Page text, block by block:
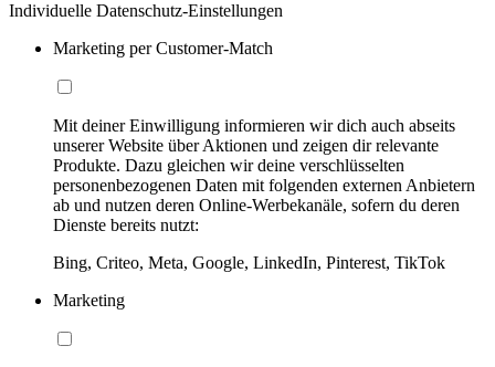
Individuelle Datenschutz-Einstellungen
Marketing per Customer-Match
Mit deiner Einwilligung informieren wir dich auch abseits
unserer Website über Aktionen und zeigen dir relevante
Produkte. Dazu gleichen wir deine verschlüsselten
personenbezogenen Daten mit folgenden externen Anbietern
ab und nutzen deren Online-Werbekanäle, sofern du deren
Dienste bereits nutzt:
Bing, Criteo, Meta, Google, LinkedIn, Pinterest, TikTok
Marketing